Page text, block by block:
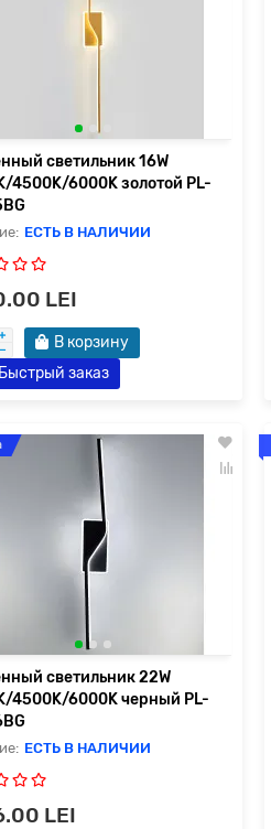
светильник 16W
4500K/6000K золотой PL-
ЕСТЬ В НАЛИЧИИ
LEI
В корзину
Быстрый заказ
светильник 22W
4500K/6000K черный PL-
ЕСТЬ В НАЛИЧИИ
LEI